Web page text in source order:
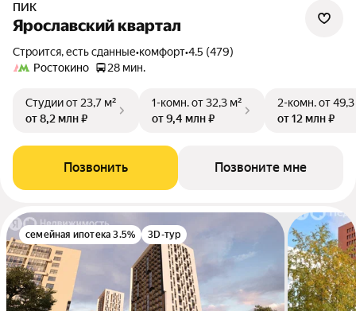
ПИК
Ярославский квартал
Строится, есть сданные•комфорт•4.5 (479)
Ростокино
28 мин.
Студииот 23,7 м²
от 8,2 млн ₽
1-комн.от 32,3 м²
от 9,4 млн ₽
2-комн.от
от 12 млн ₽
Позвонить Позвоните мне
семейная ипотека 3.5% 3D-тур